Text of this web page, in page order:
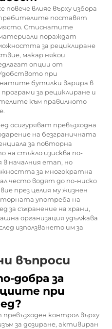
повече влияе върху избора
поставят
Стиснатите
пораждат
за рециклиране
макар някои
опции от
при
бутилки варира в
за рециклиране и
към правилното
осигуряват превъзходна
на безграничната
за повторна
на стъкло изисква по-
в началния етап, но
за многократна
често водят до по-ниско
през целия му жизнен
употреба на
съхранение на храни,
организация удължава
използването им за
въпроси
добра за
при
контрол върху
за дозиране, активиран